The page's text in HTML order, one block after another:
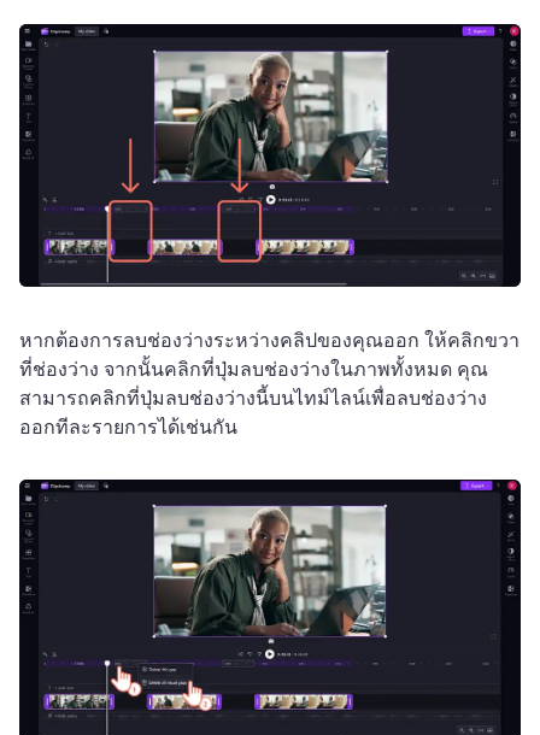
หากต้องการลบช่องว่างระหว่างคลิปของคุณออก ให้คลิกขวา
ที่ช่องว่าง จากนั้นคลิกที่ปุ่มลบช่องว่างในภาพทั้งหมด คุณ
สามารถคลิกที่ปุ่มลบช่องว่างนี้บนไทม์ไลน์เพื่อลบช่องว่าง
ออกทีละรายการได้เช่นกัน